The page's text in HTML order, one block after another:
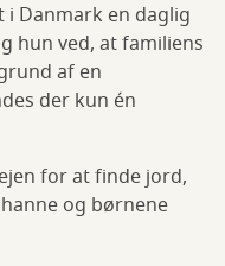
i Danmark en daglig
hun ved, at familiens
af en
der kun én
for at finde jord,
og børnene